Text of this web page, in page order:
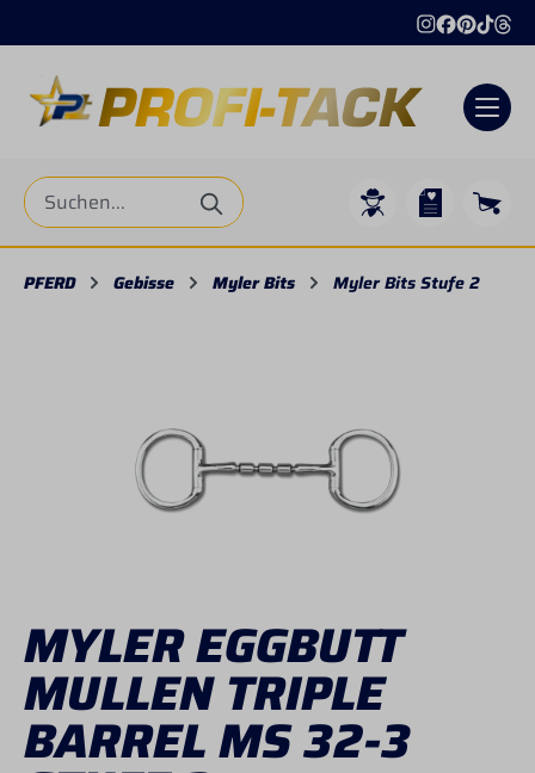
PFERD Gebisse Myler Bits Myler Bits Stufe 2
MYLER EGGBUTT
MULLEN TRIPLE
BARREL MS 32-3